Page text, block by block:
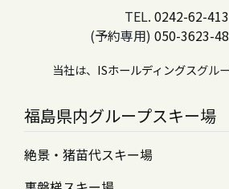
TEL. 0242-62-
(予約専用) 050-3623-
当社は、 ISホールディングスグル
福島県内グループスキー場
絶景・猪苗代スキー場